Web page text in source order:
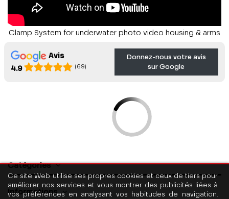
Clamp System for underwater photo video housing & arms
Avis
4.9
(69)
Donnez-nous votre avis
sur Google
Catégories
Informations
Ce site Web utilise ses propres cookies et ceux de tiers pour
améliorer nos services et vous montrer des publicités liées à
vos préférences en analysant vos habitudes de navigation.